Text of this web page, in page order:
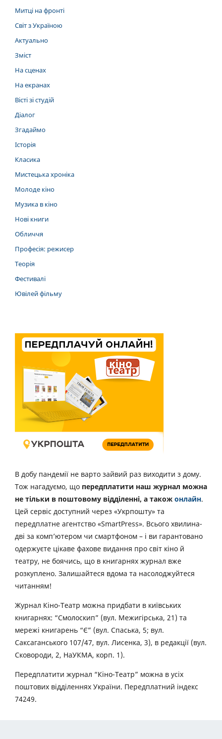
Митці на фронті
Світ з Україною
Актуально
Зміст
На сценах
На екранах
Вісті зі студій
Діалог
Згадаймо
Історія
Класика
Мистецька хроніка
Молоде кіно
Музика в кіно
Нові книги
Обличчя
Професія: режисер
Теорія
Фестивалі
Ювілей фільму
В добу пандемії не варто зайвий раз виходити з дому.
Тож нагадуємо, що передплатити наш журнал можна
не тільки в поштовому відділенні, а також онлайн.
Цей сервіс доступний через «Укрпошту» та
передплатне агентство «SmartPress». Всього хвилина-
дві за комп’ютером чи смартфоном – і ви гарантовано
одержуєте цікаве фахове видання про світ кіно й
театру, не боячись, що в книгарнях журнал вже
розкуплено. Залишайтеся вдома та насолоджуйтеся
читанням!
Журнал Кіно-Театр можна придбати в київських
книгарнях: “Смолоскип” (вул. Межигірська, 21) та
мережі книгарень “Є” (вул. Спаська, 5; вул.
Саксаганського 107/47, вул. Лисенка, 3), в редакції (вул.
Сковороди, 2, НаУКМА, корп. 1).
Передплатити журнал “Кіно-Театр” можна в усіх
поштових відділеннях України. Передплатний індекс
74249.